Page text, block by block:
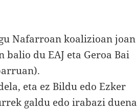
Nafarroan koalizioan joan
du EAJ eta Geroa Bai
eta ez Bildu edo Ezker
galdu edo irabazi duena